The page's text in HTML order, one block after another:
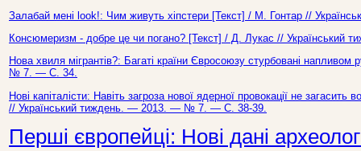
Залабай мені look!: Чим живуть хіпстери [Текст] / М. Гонтар //
Консюмеризм - добре це чи погано? [Текст] / Д. Лукас //
Нова хвиля мігрантів?: Багаті країни Євросоюзу стурбовані
№ 7. — С. 34.
Нові капіталісти: Навіть загроза нової ядерної провокації не
// Український тиждень. — 2013. — № 7. — С. 38-39.
Перші європейці: Нові дані